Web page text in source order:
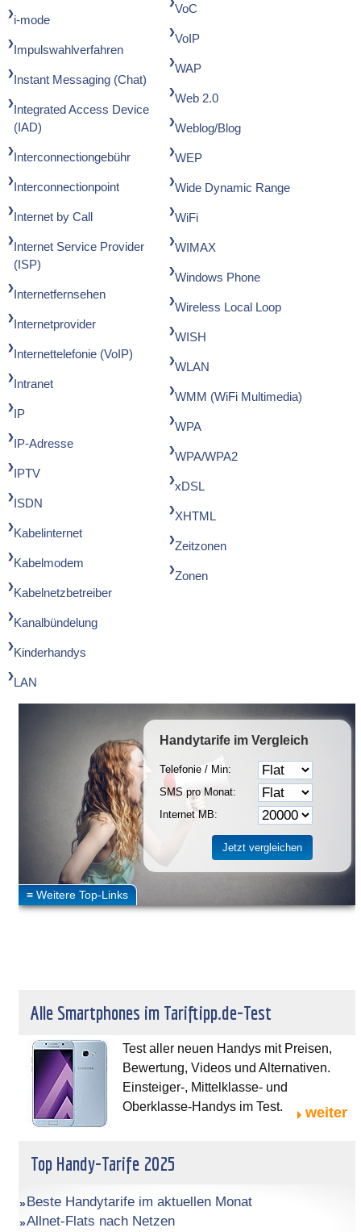
i-mode
Impulswahlverfahren
Instant Messaging (Chat)
Integrated Access Device
(IAD)
Interconnectiongebühr
Interconnectionpoint
Internet by Call
Internet Service Provider
(ISP)
Internetfernsehen
Internetprovider
Internettelefonie (VoIP)
Intranet
IP
IP-Adresse
IPTV
ISDN
Kabelinternet
Kabelmodem
Kabelnetzbetreiber
Kanalbündelung
Kinderhandys
LAN
VoC
VoIP
WAP
Web 2.0
Weblog/Blog
WEP
Wide Dynamic Range
WiFi
WIMAX
Windows Phone
Wireless Local Loop
WISH
WLAN
WMM (WiFi Multimedia)
WPA
WPA/WPA2
xDSL
XHTML
Zeitzonen
Zonen
Handytarife im Vergleich
Telefonie / Min:
SMS pro Monat:
Internet MB:
Alle Smartphones im Tariftipp.de-Test
Test aller neuen Handys mit Preisen,
Bewertung, Videos und Alternativen.
Einsteiger-, Mittelklasse- und
Oberklasse-Handys im Test.
weiter
Top Handy-Tarife 2025
Beste Handytarife im aktuellen Monat
Allnet-Flats nach Netzen